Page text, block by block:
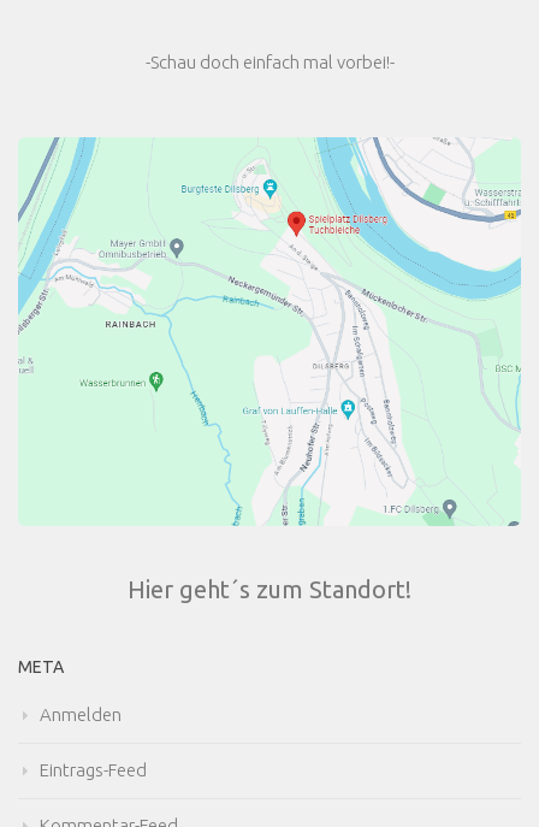
-Schau doch einfach mal vorbei!-
Hier geht´s zum Standort!
META
Anmelden
Eintrags-Feed